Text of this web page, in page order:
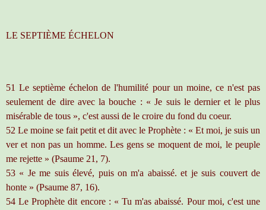
LE SEPTIÈME ÉCHELON
51 Le septième échelon de l'humilité pour un moine, ce n'est pas
seulement de dire avec la bouche : « Je suis le dernier et le plus
misérable de tous », c'est aussi de le croire du fond du coeur.
52 Le moine se fait petit et dit avec le Prophète : « Et moi, je suis un
ver et non pas un homme. Les gens se moquent de moi, le peuple
me rejette » (Psaume 21, 7).
53 « Je me suis élevé, puis on m'a abaissé. et je suis couvert de
honte » (Psaume 87, 16).
54 Le Prophète dit encore : « Tu m'as abaissé. Pour moi, c'est une